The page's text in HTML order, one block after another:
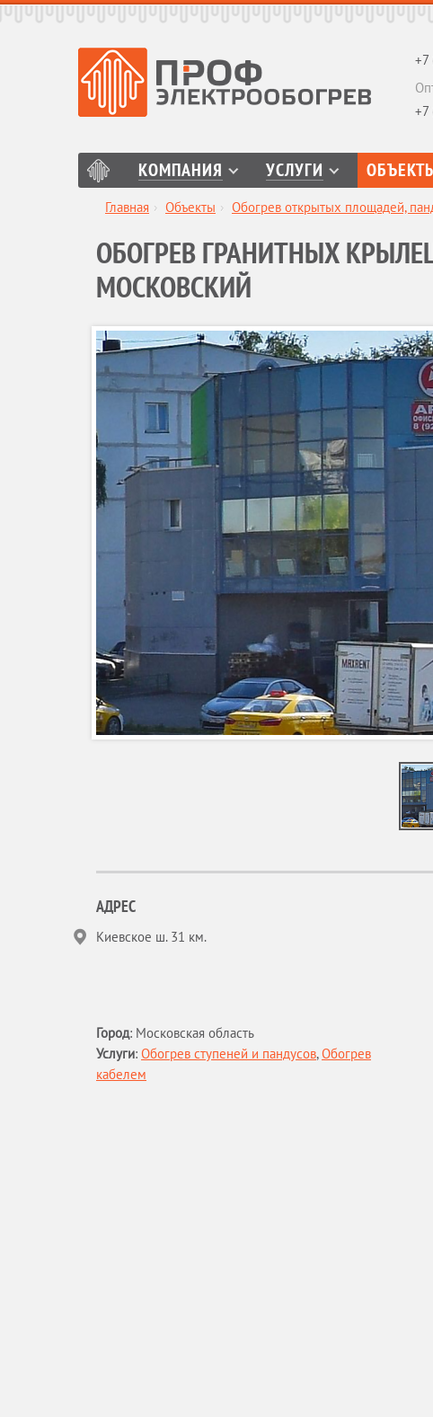
+7
+7
КОМПАНИЯ УСЛУГИ
Главная › Объекты › Обогрев открытых площадей,
ОБОГРЕВ ГРАНИТНЫХ
МОСКОВСКИЙ
АДРЕС
Киевское ш. 31 км.
Город: Московская область
Услуги: Обогрев ступеней и пандусов,Обогрев
кабелем